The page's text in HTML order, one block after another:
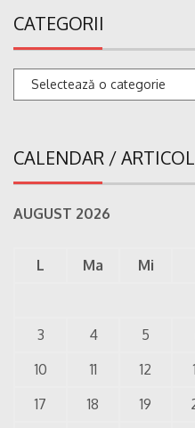
CATEGORII
Categorii
CALENDAR /
AUGUST 2026
L Ma Mi
3
4 5
10
11 12
17
18 19